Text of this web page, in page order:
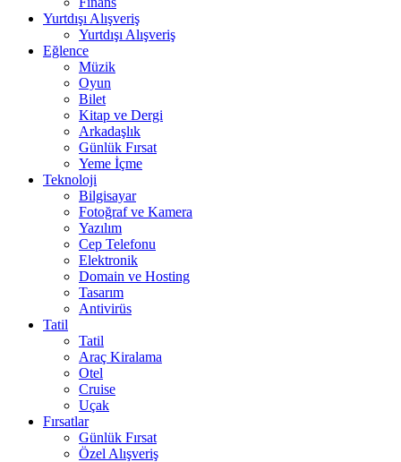
Yurtdışı Alışveriş
Yurtdışı Alışveriş
Eğlence
Müzik
Oyun
Bilet
Kitap ve Dergi
Arkadaşlık
Günlük Fırsat
Yeme İçme
Teknoloji
Bilgisayar
Fotoğraf ve Kamera
Yazılım
Cep Telefonu
Elektronik
Domain ve Hosting
Tasarım
Antivirüs
Tatil
Tatil
Araç Kiralama
Otel
Cruise
Uçak
Fırsatlar
Günlük Fırsat
Özel Alışveriş